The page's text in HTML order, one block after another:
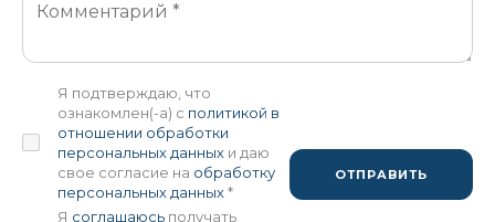
Я подтверждаю, что
ознакомлен(-а) с политикой в
отношении обработки
персональных данных и даю
свое согласие на обработку
персональных данных*
Я соглашаюсь получать
ОТПРАВИТЬ